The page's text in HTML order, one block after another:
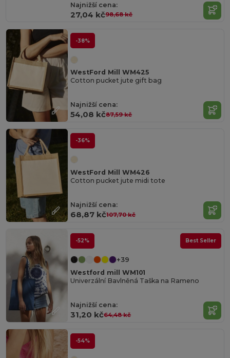
Najnižší cena:
27,04 kč98,68 kč
-38%
WestFord Mill WM425
Cotton pucket jute gift bag
Najnižší cena:
54,08 kč87,59 kč
-36%
WestFord Mill WM426
Cotton pucket jute midi tote
Najnižší cena:
68,87 kč107,70 kč
-52% Best Seller
+39
Westford mill WM101
Univerzální Bavlněná Taška na Rameno
Najnižší cena:
31,20 kč64,48 kč
-54%